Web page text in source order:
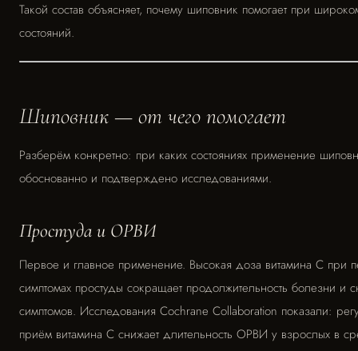
Такой состав объясняет, почему шиповник помогает при
состояний.
Шиповник — от чего помогает
Разберём конкретно: при каких состояниях применение
обоснованно и подтверждено исследованиями.
Простуда и ОРВИ
Первое и главное применение. Высокая доза витамина С при
симптомах простуды сокращает продолжительность болезни и
симптомов. Исследования Cochrane Collaboration показали:
приём витамина С снижает длительность ОРВИ у взрослых в